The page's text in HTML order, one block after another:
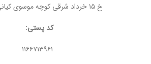
خ ۱۵ خرداد شرقی کوچه موسوی کیانی پلاک ۹۱
کد پستی:
۱۱۶۶۷۱۳۹۶۱